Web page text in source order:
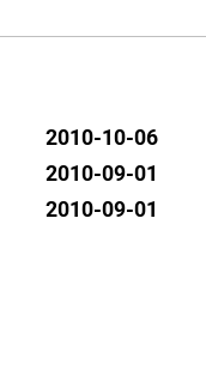
2010-10-06
2010-09-01
2010-09-01